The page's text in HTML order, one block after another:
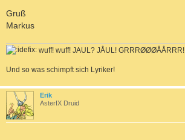
Gruß
Markus
wuff! wuff! JAUL? JÅUL! GRRRØØØÅÅRRR!
Und so was schimpft sich Lyriker!
Erik
AsterIX Druid